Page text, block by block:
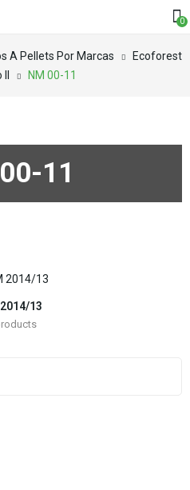
0
A Pellets Por Marcas
Ecoforest
NM 00-11
11
13